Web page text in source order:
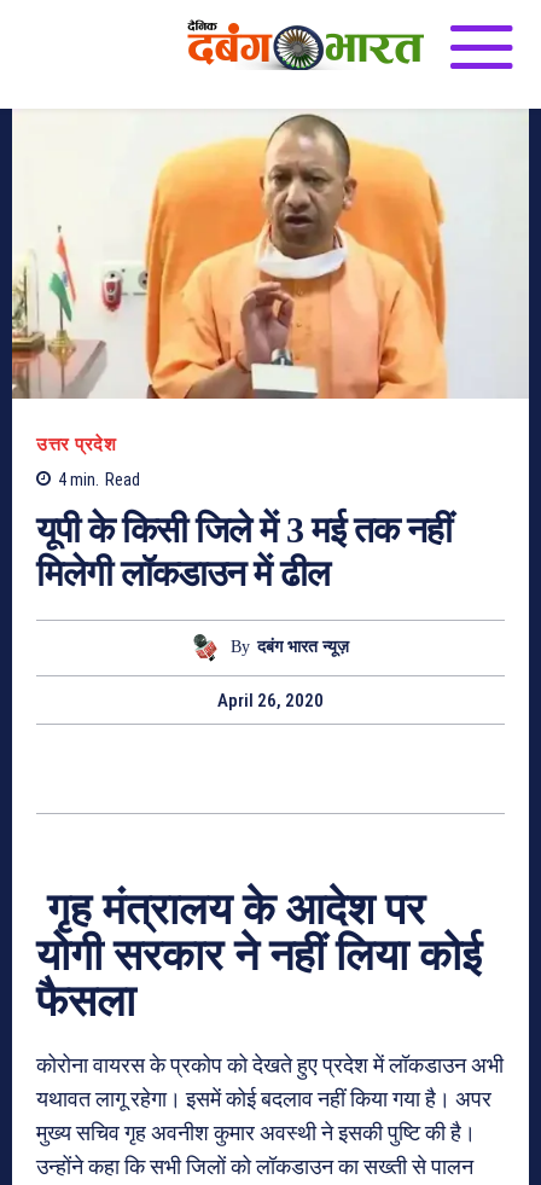
उत्तर प्रदेश
4min. Read
यूपी के किसी जिले में 3 मई तक नहीं
मिलेगी लॉकडाउन में ढील
By दबंग भारत न्यूज़
April 26, 2020
गृह मंत्रालय के आदेश पर
योगी सरकार ने नहीं लिया कोई
फैसला
कोरोना वायरस के प्रकोप को देखते हुए प्रदेश में लॉकडाउन अभी
यथावत लागू रहेगा। इसमें कोई बदलाव नहीं किया गया है। अपर
मुख्य सचिव गृह अवनीश कुमार अवस्थी ने इसकी पुष्टि की है।
उन्होंने कहा कि सभी जिलों को लॉकडाउन का सख्ती से पालन